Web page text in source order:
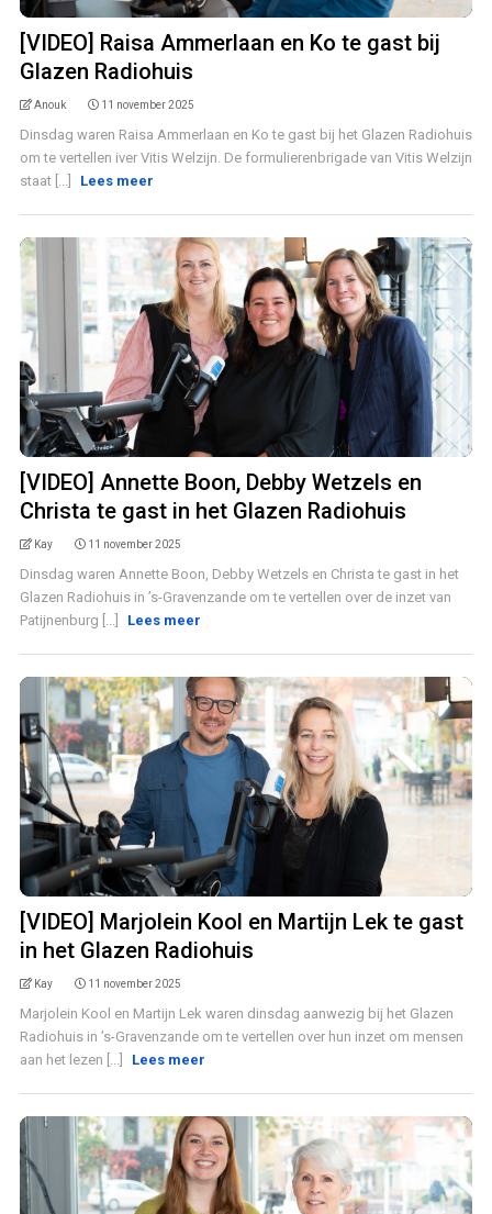
[VIDEO] Raisa Ammerlaan en Ko te gast bij
Glazen Radiohuis
Anouk 11 november 2025
Dinsdag waren Raisa Ammerlaan en Ko te gast bij het Glazen Radiohuis
om te vertellen iver Vitis Welzijn. De formulierenbrigade van Vitis Welzijn
staat [...]
Lees meer
[VIDEO] Annette Boon, Debby Wetzels en
Christa te gast in het Glazen Radiohuis
Kay 11 november 2025
Dinsdag waren Annette Boon, Debby Wetzels en Christa te gast in het
Glazen Radiohuis in ’s-Gravenzande om te vertellen over de inzet van
Patijnenburg [...]
Lees meer
[VIDEO] Marjolein Kool en Martijn Lek te gast
in het Glazen Radiohuis
Kay 11 november 2025
Marjolein Kool en Martijn Lek waren dinsdag aanwezig bij het Glazen
Radiohuis in ’s-Gravenzande om te vertellen over hun inzet om mensen
aan het lezen [...]
Lees meer